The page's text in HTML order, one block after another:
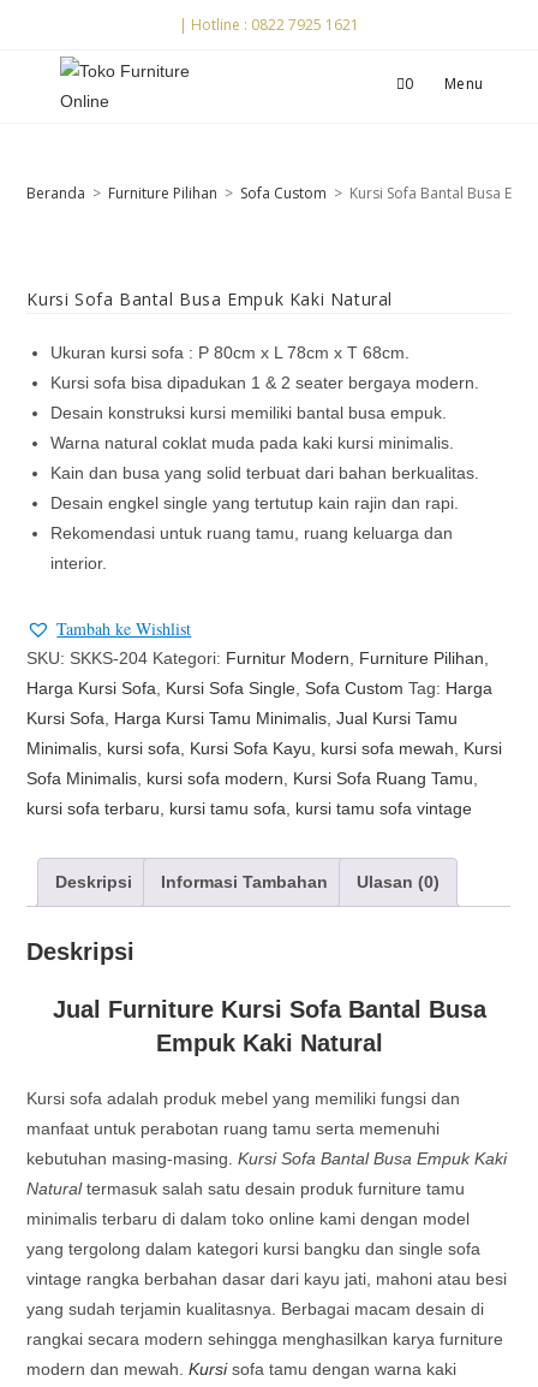
| Hotline : 0822 7925 1621
0 Menu
Beranda > Furniture Pilihan > Sofa Custom > Kursi Sofa Bantal Busa
Kursi Sofa Bantal Busa Empuk Kaki Natural
Ukuran kursi sofa : P 80cm x L 78cm x T 68cm.
Kursi sofa bisa dipadukan 1 & 2 seater bergaya modern.
Desain konstruksi kursi memiliki bantal busa empuk.
Warna natural coklat muda pada kaki kursi minimalis.
Kain dan busa yang solid terbuat dari bahan berkualitas.
Desain engkel single yang tertutup kain rajin dan rapi.
Rekomendasi untuk ruang tamu, ruang keluarga dan
interior.
Tambah ke Wishlist
SKU: SKKS-204 Kategori: Furnitur Modern Furniture Pilihan
Harga Kursi Sofa
Kursi Sofa Single ,Sofa Custom Tag: Harga
Kursi Sofa
Harga Kursi Tamu Minimalis ,Jual Kursi Tamu
Minimalis kursi sofa Kursi Sofa Kayu kursi sofa mewah
Kursi
Sofa Minimalis kursi sofa modern Kursi Sofa Ruang Tamu
kursi sofa terbaru
kursi tamu sofa kursi tamu sofa vintage
Deskripsi Informasi Tambahan Ulasan (0)
Deskripsi
Jual Furniture Kursi Sofa Bantal Busa
Empuk Kaki Natural
Kursi sofa adalah produk mebel yang memiliki fungsi dan
manfaat untuk perabotan ruang tamu serta memenuhi
kebutuhan masing-masing.Kursi Sofa Bantal Busa Empuk Kaki
Naturaltermasuk salah satu desain produk furniture tamu
minimalis terbaru di dalam toko online kami dengan model
yang tergolong dalam kategori kursi bangku dan single sofa
vintage rangka berbahan dasar dari kayu jati, mahoni atau besi
yang sudah terjamin kualitasnya. Berbagai macam desain di
rangkai secara modern sehingga menghasilkan karya furniture
modern dan mewah.Kursisofa tamu dengan warna kaki